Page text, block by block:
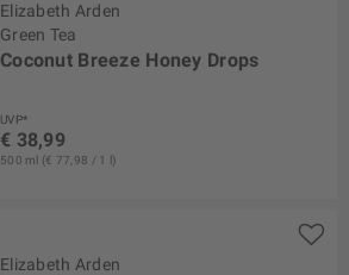
Elizabeth Arden
Green Tea
Coconut Breeze Honey Drops
UVP*
€ 38,99
500 ml (€ 77,98 / 1 l)
Elizabeth Arden